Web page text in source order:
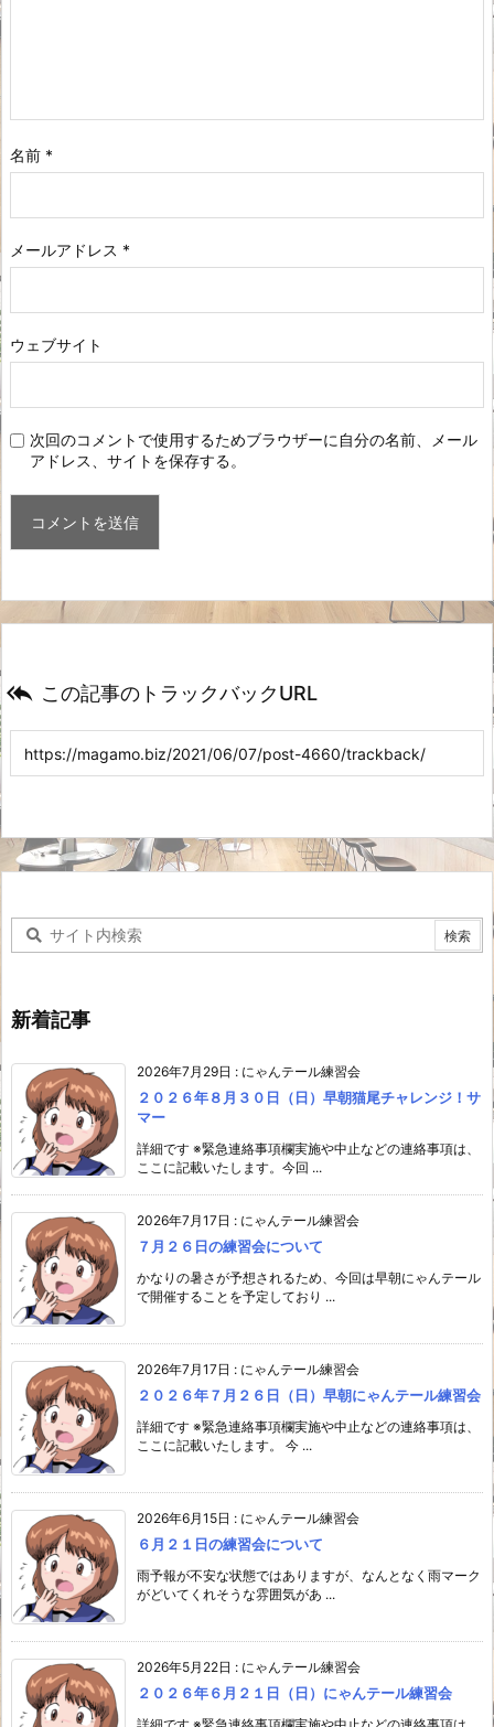
名前 *
メールアドレス *
ウェブサイト
次回のコメントで使用するためブラウザーに自分の名前、メール
アドレス、サイトを保存する。
 この記事のトラックバックURL
新着記事
2026年7月29日 : にゃんテール練習会
２０２６年８月３０日（日）早朝猫尾チャレンジ！サ
マー
詳細です ※緊急連絡事項欄実施や中止などの連絡事項は、
ここに記載いたします。今回 ...
2026年7月17日 : にゃんテール練習会
７月２６日の練習会について
かなりの暑さが予想されるため、今回は早朝にゃんテール
で開催することを予定しており ...
2026年7月17日 : にゃんテール練習会
２０２６年７月２６日（日）早朝にゃんテール練習会
詳細です ※緊急連絡事項欄実施や中止などの連絡事項は、
ここに記載いたします。 今 ...
2026年6月15日 : にゃんテール練習会
６月２１日の練習会について
雨予報が不安な状態ではありますが、なんとなく雨マーク
がどいてくれそうな雰囲気があ ...
2026年5月22日 : にゃんテール練習会
２０２６年６月２１日（日）にゃんテール練習会